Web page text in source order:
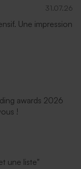
31.07.26
Une impression
awards 2026
!
une liste"